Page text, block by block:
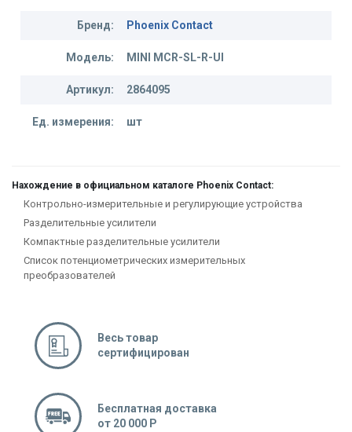
Бренд: Phoenix Contact
Модель: MINI MCR-SL-R-UI
Артикул: 2864095
Ед. измерения: шт
Нахождение в официальном каталоге Phoenix Contact:
Контрольно-измерительные и регулирующие устройства
Разделительные усилители
Компактные разделительные усилители
Список потенциометрических измерительных
преобразователей
Весь товар
сертифицирован
Бесплатная доставка
от 20 000 Р